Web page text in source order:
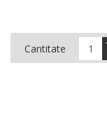
Cantitate